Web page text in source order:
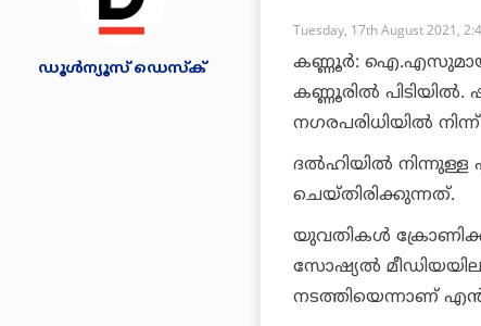
ഡൂള്‍ന്യൂസ് ഡെസ്‌ക്
Tuesday, 17th August 2021,
കണ്ണൂര്‍:
കണ്ണൂരില്‍ പിടിയില്‍.
നഗരപരിധിയില്‍
ദല്‍ഹിയില്‍
ചെയ്തിരിക്കുന്നത്.
യുവതികള്‍
സോഷ്യല്‍
നടത്തിയെന്നാണ്